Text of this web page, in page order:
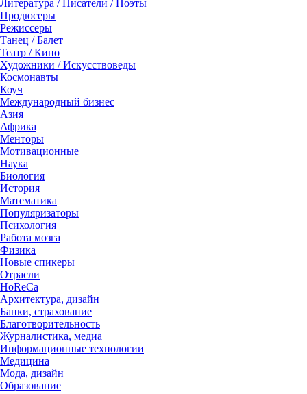
Литература / Писатели / Поэты
Продюсеры
Режиссеры
Танец / Балет
Театр / Кино
Художники / Искусствоведы
Космонавты
Коуч
Международный бизнес
Азия
Африка
Менторы
Мотивационные
Наука
Биология
История
Математика
Популяризаторы
Психология
Работа мозга
Физика
Новые спикеры
Отрасли
HoReCa
Архитектура, дизайн
Банки, страхование
Благотворительность
Журналистика, медиа
Информационные технологии
Медицина
Мода, дизайн
Образование